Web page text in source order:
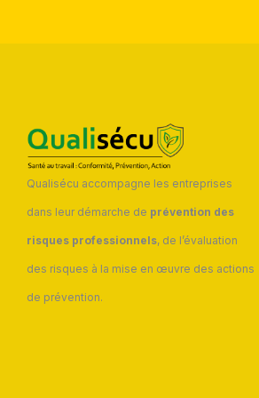
Qualisécu accompagne les entreprises
dans leur démarche de prévention des
risques professionnels, de l’évaluation
des risques à la mise en œuvre des actions
de prévention.